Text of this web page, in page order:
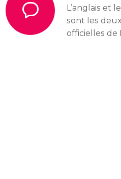
L’anglais et
sont les
officielles de